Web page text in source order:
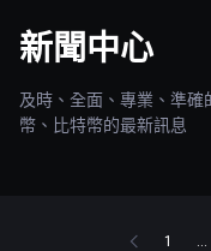
新聞中心
及時、全面、專業、準
幣、比特幣的最新訊息
1 ...